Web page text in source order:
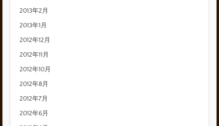
2013年2月
2013年1月
2012年12月
2012年11月
2012年10月
2012年8月
2012年7月
2012年6月